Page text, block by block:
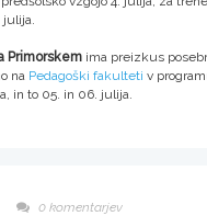
julija.
Primorskem ima preizkus
na Pedagoški fakulteti v
in to 05. in 06. julija.
0 komentarjev